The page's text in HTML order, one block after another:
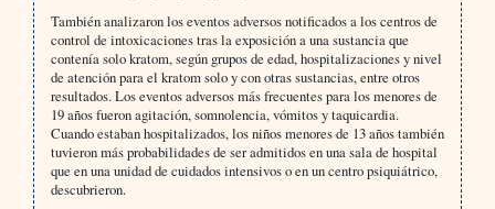
También analizaron los eventos adversos notificados a los centros de
control de intoxicaciones tras la exposición a una sustancia que
contenía solo kratom, según grupos de edad, hospitalizaciones y nivel
de atención para el kratom solo y con otras sustancias, entre otros
resultados. Los eventos adversos más frecuentes para los menores de
19 años fueron agitación, somnolencia, vómitos y taquicardia.
Cuando estaban hospitalizados, los niños menores de 13 años también
tuvieron más probabilidades de ser admitidos en una sala de hospital
que en una unidad de cuidados intensivos o en un centro psiquiátrico,
descubrieron.